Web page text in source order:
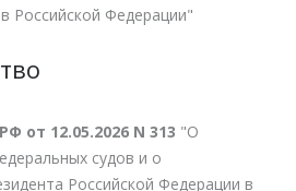
Российской Федерации"
от 12.05.2026 N 313 "О
судов и о
Российской Федерации в